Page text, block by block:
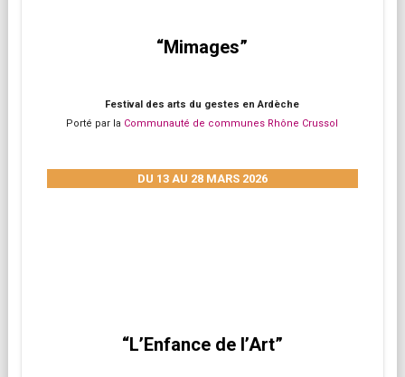
“Mimages”
Festival des arts du gestes en Ardèche
Porté par la Communauté de communes Rhône Crussol
DU 13 AU 28 MARS 2026
“L’Enfance de l’Art”